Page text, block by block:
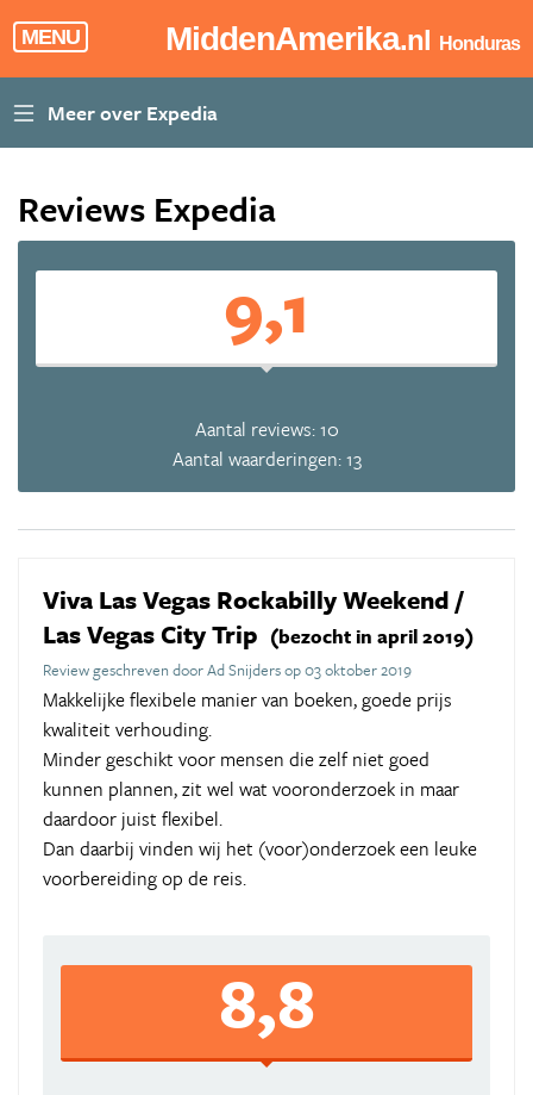
MENU MiddenAmerika.nl Honduras
Reviews Expedia
9,1
Aantal reviews: 10
Aantal waarderingen: 13
Viva Las Vegas Rockabilly Weekend /
Las Vegas City Trip (bezocht in april 2019)
Review geschreven door Ad Snijders op 03 oktober 2019
Makkelijke flexibele manier van boeken, goede prijs
kwaliteit verhouding.
Minder geschikt voor mensen die zelf niet goed
kunnen plannen, zit wel wat vooronderzoek in maar
daardoor juist flexibel.
Dan daarbij vinden wij het (voor)onderzoek een leuke
voorbereiding op de reis.
8,8